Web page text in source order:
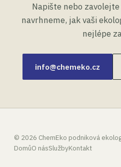
Napište nebo
navrhneme, jak vaši
nejlépe
info@chemeko.cz
© 2026 ChemEko podniková
DomůO násSlužbyKontakt